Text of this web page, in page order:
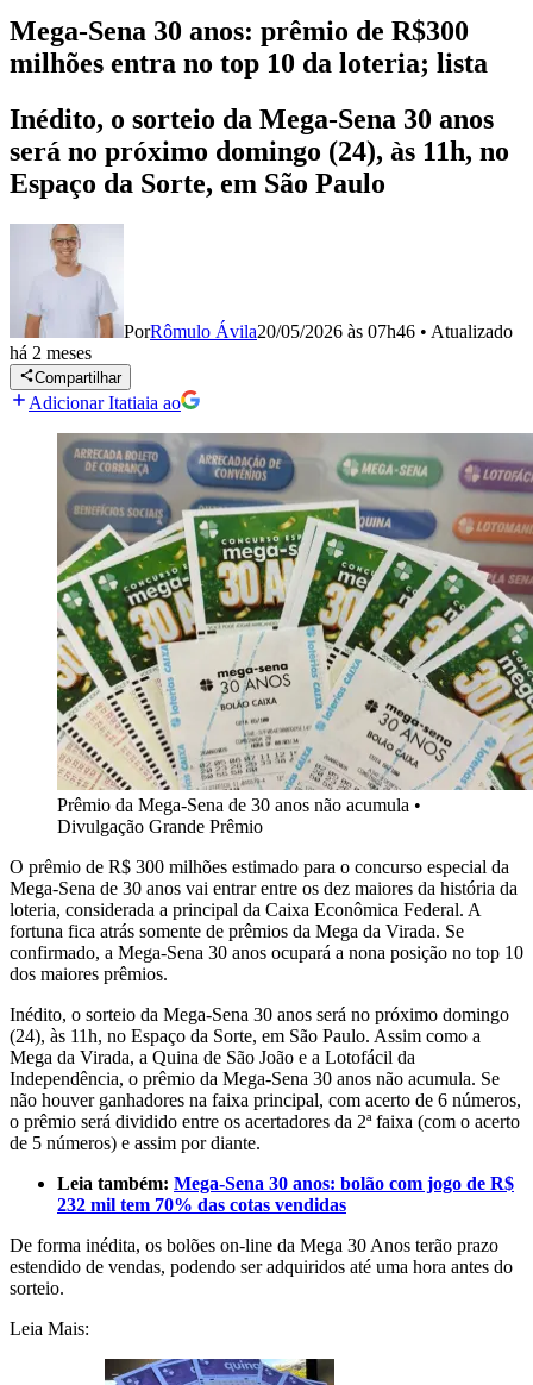
Mega-Sena 30 anos: prêmio de R$300
milhões entra no top 10 da loteria; lista
Inédito, o sorteio da Mega-Sena 30 anos
será no próximo domingo (24), às 11h, no
Espaço da Sorte, em São Paulo
PorRômulo Ávila20/05/2026 às 07h46 • Atualizado
há 2 meses
Compartilhar
Adicionar Itatiaia ao
Prêmio da Mega-Sena de 30 anos não acumula •
Divulgação Grande Prêmio
O prêmio de R$ 300 milhões estimado para o concurso especial da
Mega-Sena de 30 anos vai entrar entre os dez maiores da história da
loteria, considerada a principal da Caixa Econômica Federal. A
fortuna fica atrás somente de prêmios da Mega da Virada. Se
confirmado, a Mega-Sena 30 anos ocupará a nona posição no top 10
dos maiores prêmios.
Inédito, o sorteio da Mega-Sena 30 anos será no próximo domingo
(24), às 11h, no Espaço da Sorte, em São Paulo. Assim como a
Mega da Virada, a Quina de São João e a Lotofácil da
Independência, o prêmio da Mega-Sena 30 anos não acumula. Se
não houver ganhadores na faixa principal, com acerto de 6 números,
o prêmio será dividido entre os acertadores da 2ª faixa (com o acerto
de 5 números) e assim por diante.
Leia também: Mega-Sena 30 anos: bolão com jogo de R$
232 mil tem 70% das cotas vendidas
De forma inédita, os bolões on-line da Mega 30 Anos terão prazo
estendido de vendas, podendo ser adquiridos até uma hora antes do
sorteio.
Leia Mais: